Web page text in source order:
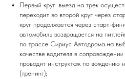
Первый круг: выезд на трек
переходит во второй круг через
круг продолжается через старт-
автомобиль возвращается на
по трассе Сириус Автодрома на
качестве водителя в
проводит инструктаж по вождению
(тренинг);